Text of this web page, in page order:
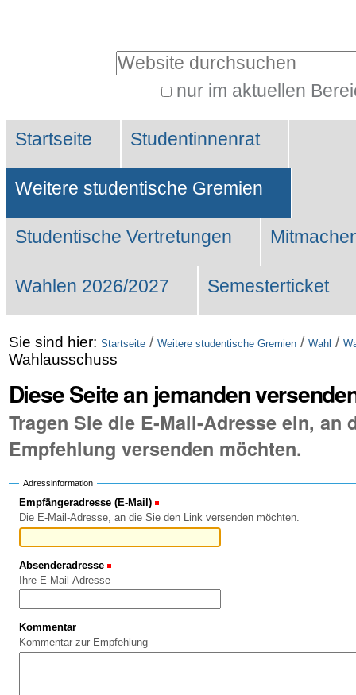
Website durchsuchen
nur im aktuellen
Suche…
Sektionen
Startseite Studentinnenrat
Weitere studentische Gremien
Studentische Vertretungen
Wahlen 2026/2027 Semesterticket
Sie sind hier: Startseite / Weitere studentische Gremien / Wahl /
Wahlausschuss
Diese Seite an jemanden
Tragen Sie die E-Mail-Adresse ein, an
Empfehlung versenden möchten.
Adressinformation
Empfängeradresse (E-Mail)
Die E-Mail-Adresse, an die Sie den Link versenden möchten.
Absenderadresse
Ihre E-Mail-Adresse
Kommentar
Kommentar zur Empfehlung